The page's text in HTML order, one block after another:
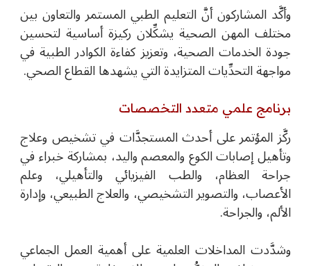
وأكَّد المشاركون أنَّ التعليم الطبي المستمر والتعاون بين
مختلف المهن الصحية يشكِّلان ركيزة أساسية لتحسين
جودة الخدمات الصحية، وتعزيز كفاءة الكوادر الطبية في
مواجهة التحدِّيات المتزايدة التي يشهدها القطاع الصحي.
برنامج علمي متعدد التخصصات
ركَّز المؤتمر على أحدث المستجدَّات في تشخيص وعلاج
وتأهيل إصابات الكوع والمعصم واليد، بمشاركة خبراء في
جراحة العظام، والطب الفيزيائي والتأهيلي، وعلم
الأعصاب، والتصوير التشخيصي، والعلاج الطبيعي، وإدارة
الألم، والجراحة.
وشدَّدت المداخلات العلمية على أهمية العمل الجماعي